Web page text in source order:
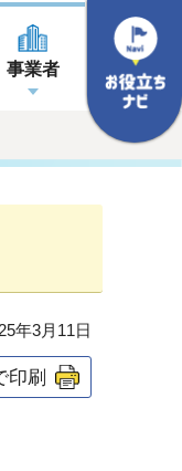
事業者
年3月11日
印刷